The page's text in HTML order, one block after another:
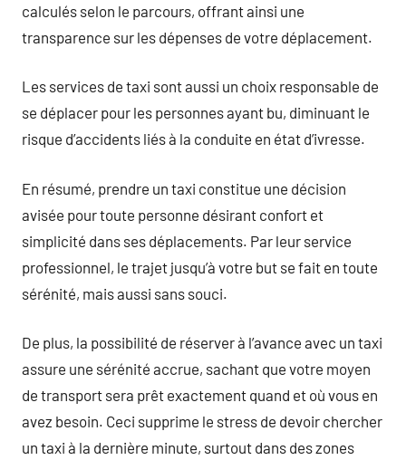
calculés selon le parcours, offrant ainsi une
transparence sur les dépenses de votre déplacement.
Les services de taxi sont aussi un choix responsable de
se déplacer pour les personnes ayant bu, diminuant le
risque d’accidents liés à la conduite en état d’ivresse.
En résumé, prendre un taxi constitue une décision
avisée pour toute personne désirant confort et
simplicité dans ses déplacements. Par leur service
professionnel, le trajet jusqu’à votre but se fait en toute
sérénité, mais aussi sans souci.
De plus, la possibilité de réserver à l’avance avec un taxi
assure une sérénité accrue, sachant que votre moyen
de transport sera prêt exactement quand et où vous en
avez besoin. Ceci supprime le stress de devoir chercher
un taxi à la dernière minute, surtout dans des zones